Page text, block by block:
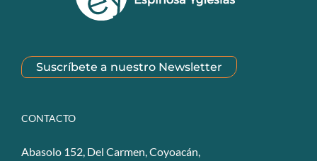
Suscríbete a nuestro Newsletter
CONTACTO
Abasolo 152, Del Carmen, Coyoacán,